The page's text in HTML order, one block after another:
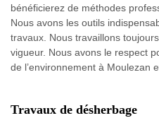
bénéficierez de méthodes
Nous avons les outils
travaux. Nous travaillons
vigueur. Nous avons le respect
de l’environnement à Moulezan
Travaux de désherbage